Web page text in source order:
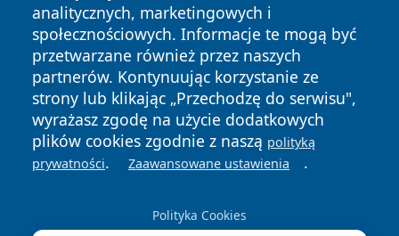
analitycznych, marketingowych i
społecznościowych. Informacje te mogą być
przetwarzane również przez naszych
partnerów. Kontynuując korzystanie ze
strony lub klikając „Przechodzę do serwisu",
wyrażasz zgodę na użycie dodatkowych
plików cookies zgodnie z naszą polityką
prywatności. Zaawansowane ustawienia .
Polityka Cookies
Copyright © 2026 zyrardowski24.pl Wszystkie prawa
zastrzeżone.
News Autorzy
Polityka
Prywatności
Polityka
Cookies